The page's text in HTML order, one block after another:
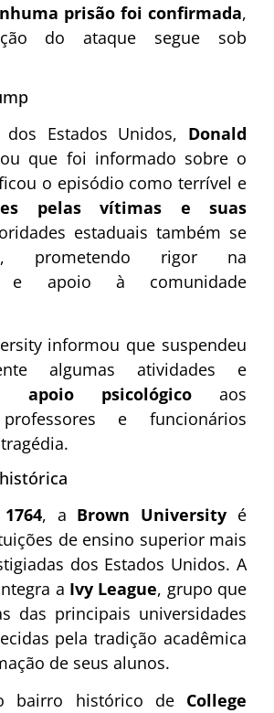
prisão foi confirmada,
do ataque segue sob
Estados Unidos, Donald
que foi informado sobre o
o episódio como terrível e
pelas vítimas e suas
estaduais também se
prometendo rigor na
e apoio à comunidade
informou que suspendeu
algumas atividades e
apoio psicológico aos
e funcionários
1764, a Brown University é
de ensino superior mais
dos Estados Unidos. A
a Ivy League, grupo que
das principais universidades
pela tradição acadêmica
de seus alunos.
bairro histórico de College